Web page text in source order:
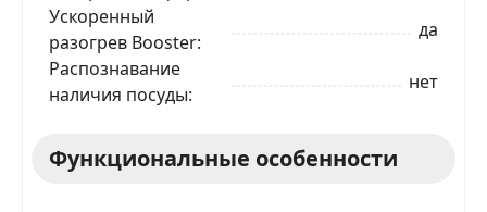
Ускоренный
разогрев Booster
да
Распознавание
наличия посуды
нет
Функциональные особенности